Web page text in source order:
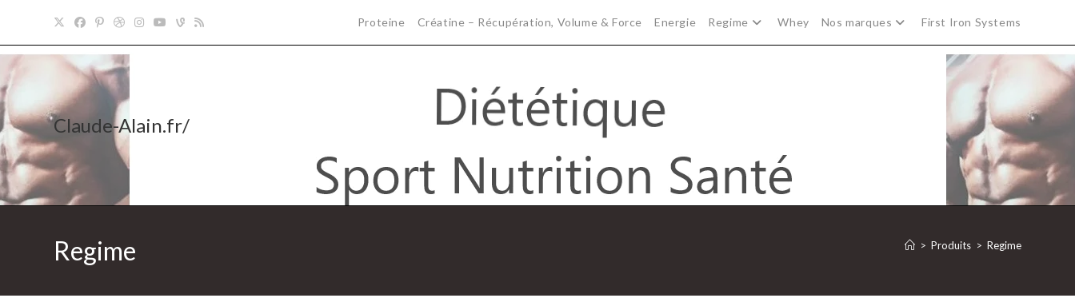
Proteine Créatine – Récupération, Volume & Force Energie Regime Whey Nos marques First Iron Systems
Claude-Alain.fr/
Regime > Produits > Regime